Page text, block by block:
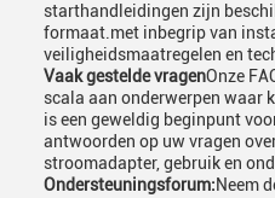
starthandleidingen zijn
formaat.met inbegrip van
veiligheidsmaatregelen en
Vaak gestelde vragenOnze
scala aan onderwerpen waar
is een geweldig beginpunt
antwoorden op uw vragen
stroomadapter, gebruik en
Ondersteuningsforum:Neem